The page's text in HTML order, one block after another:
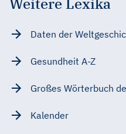
Daten der
Gesundheit A-Z
Großes Wörterbuch
Kalender